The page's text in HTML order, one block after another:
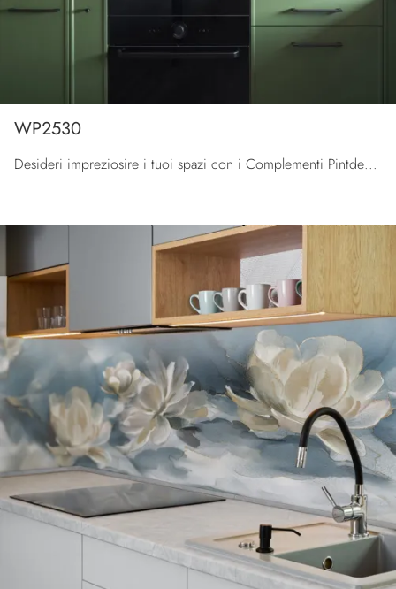
WP2530
Desideri impreziosire i tuoi spazi con i Complementi Pintdecor Wallpanel? Ti presentiamo differenti modelli di pannelli decorativi in metallo come ...